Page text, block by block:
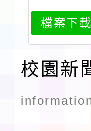
tach1
檔案下載
校園新